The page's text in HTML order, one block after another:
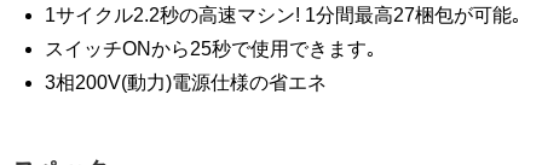
1サイクル2.2秒の高速マシン! 1分間最高27梱包が可能｡
スイッチONから25秒で使用できます｡
3相200V(動力)電源仕様の省エネ